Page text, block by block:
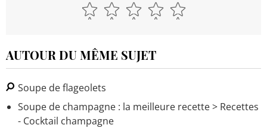
AUTOUR DU MÊME SUJET
Soupe de flageolets
Soupe de champagne : la meilleure recette> Recettes
- Cocktail champagne